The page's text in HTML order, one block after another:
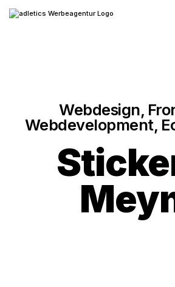
Webdesign,
Webdevelopment,